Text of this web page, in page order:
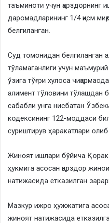
таъминоти учун қарздорнинг
даромадларининг 1/4 қисм
белгиланган.
Суд томонидан белгиланган
тўламаганлиги учун
ўзига тўғри хулоса
алимент тўловини тўлашдан
сабабли унга нисбатан
кодексининг 122-моддаси
суриштирув ҳаракатлари
Жиноят ишлари бўйича
ҳукмига асосан қарздор
натижасида етказилган
Мазкур ижро ҳужжатига
жиноят натижасида